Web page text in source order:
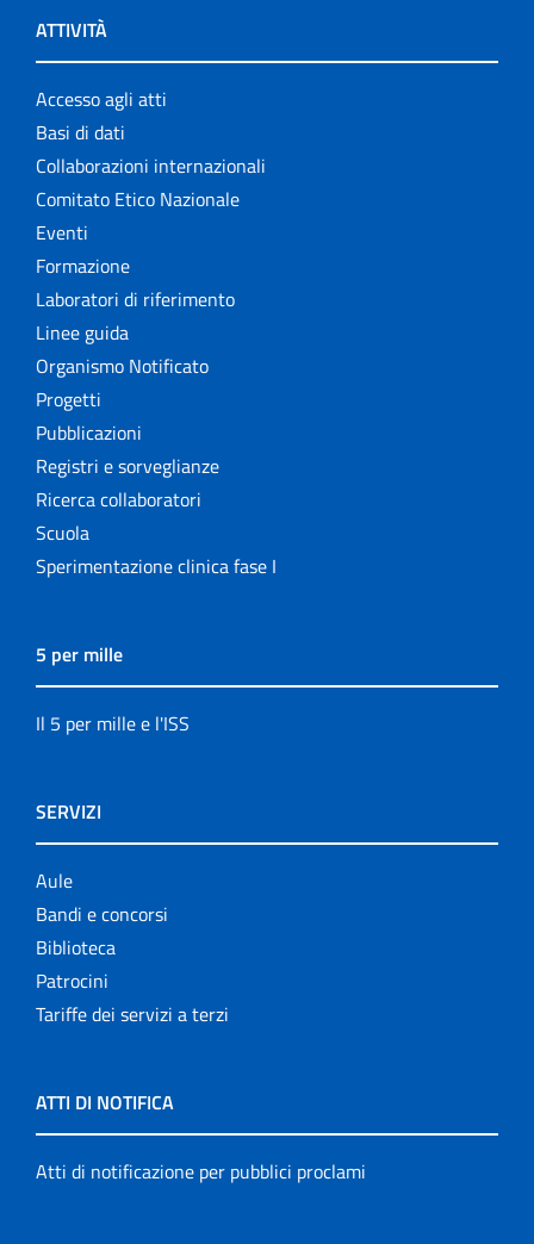
ATTIVITÀ
Accesso agli atti
Basi di dati
Collaborazioni internazionali
Comitato Etico Nazionale
Eventi
Formazione
Laboratori di riferimento
Linee guida
Organismo Notificato
Progetti
Pubblicazioni
Registri e sorveglianze
Ricerca collaboratori
Scuola
Sperimentazione clinica fase I
5 per mille
Il 5 per mille e l'ISS
SERVIZI
Aule
Bandi e concorsi
Biblioteca
Patrocini
Tariffe dei servizi a terzi
ATTI DI NOTIFICA
Atti di notificazione per pubblici proclami